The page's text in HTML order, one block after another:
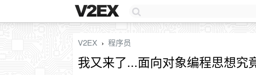
V2EX › 程序员
我又来了...面向对象编程思想究